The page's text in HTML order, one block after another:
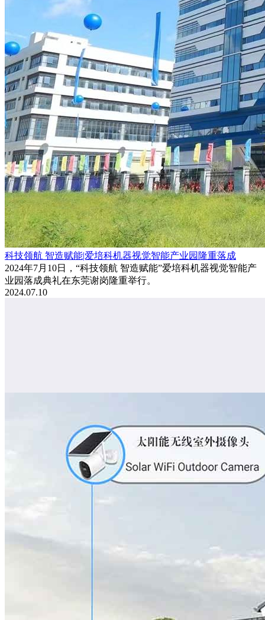
科技领航 智造赋能|爱培科机器视觉智能产业园隆重落成
2024年7月10日，“科技领航 智造赋能”爱培科机器视觉智能产
业园落成典礼在东莞谢岗隆重举行。
2024.07.10